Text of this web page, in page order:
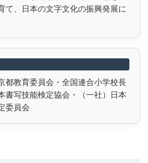
て、日本の文字文化の振興発展に
都教育委員会・全国連合小学校長
書写技能検定協会・（一社）日本
委員会